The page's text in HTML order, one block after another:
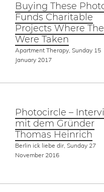
Buying These
Funds Charitable
Projects Where
Were Taken
Apartment Therapy, Sunday 15
January 2017
Photocircle –
mit dem Gründer
Thomas Heinrich
Berlin ick liebe dir, Sunday 27
November 2016